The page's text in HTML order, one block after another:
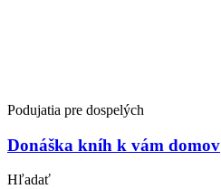
Podujatia pre dospelých
Donáška kníh k vám domov
Hľadať